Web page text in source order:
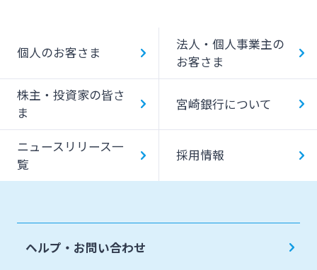
ログオン
法人向けインターネットバンキング
ログオン
ログオン
個人のお客さま
法人・個人事業主の
お客さま
株主・投資家の皆さ
ま
宮崎銀行について
ニュースリリース一
覧
採用情報
ヘルプ・お問い合わせ